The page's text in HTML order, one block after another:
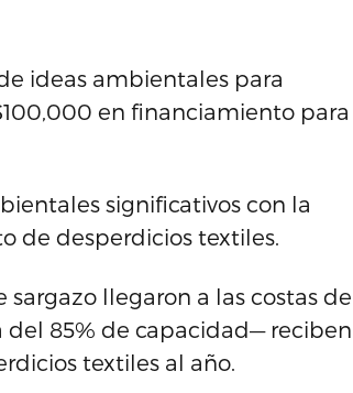
ideas ambientales para
en financiamiento para
significativos con la
de desperdicios textiles.
llegaron a las costas de
del 85% de capacidad— reciben
textiles al año.